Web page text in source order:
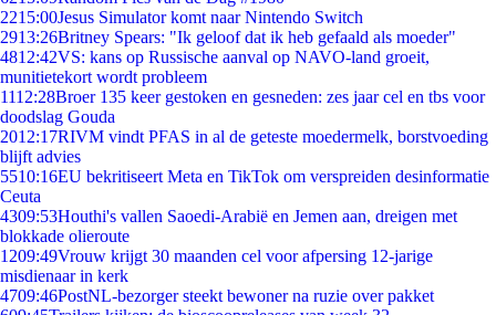
2215:00Jesus Simulator komt naar Nintendo Switch
2913:26Britney Spears: "Ik geloof dat ik heb gefaald als moeder"
4812:42VS: kans op Russische aanval op NAVO-land groeit,
munitietekort wordt probleem
1112:28Broer 135 keer gestoken en gesneden: zes jaar cel en tbs voor
doodslag Gouda
2012:17RIVM vindt PFAS in al de geteste moedermelk, borstvoeding
blijft advies
5510:16EU bekritiseert Meta en TikTok om verspreiden desinformatie
Ceuta
4309:53Houthi's vallen Saoedi-Arabië en Jemen aan, dreigen met
blokkade olieroute
1209:49Vrouw krijgt 30 maanden cel voor afpersing 12-jarige
misdienaar in kerk
4709:46PostNL-bezorger steekt bewoner na ruzie over pakket